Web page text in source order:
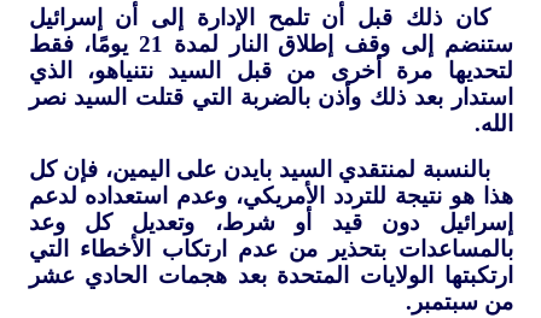
كان ذلك قبل أن تلمح الإدارة إلى أن إسرائيل
ستنضم إلى وقف إطلاق النار لمدة 21 يومًا، فقط
لتحديها مرة أخرى من قبل السيد نتنياهو، الذي
استدار بعد ذلك وأذن بالضربة التي قتلت السيد نصر
الله.
بالنسبة لمنتقدي السيد بايدن على اليمين، فإن كل
هذا هو نتيجة للتردد الأمريكي، وعدم استعداده لدعم
إسرائيل دون قيد أو شرط، وتعديل كل وعد
بالمساعدات بتحذير من عدم ارتكاب الأخطاء التي
ارتكبتها الولايات المتحدة بعد هجمات الحادي عشر
من سبتمبر.